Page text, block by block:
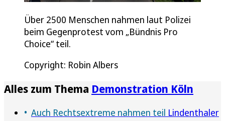
Über 2500 Menschen nahmen laut Polizei
beim Gegenprotest vom „Bündnis Pro
Choice“ teil.
Copyright: Robin Albers
Alles zum Thema Demonstration Köln
Auch Rechtsextreme nahmen teil Lindenthaler